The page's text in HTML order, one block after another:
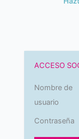
ACCESO
Nombre de
usuario
Contraseña